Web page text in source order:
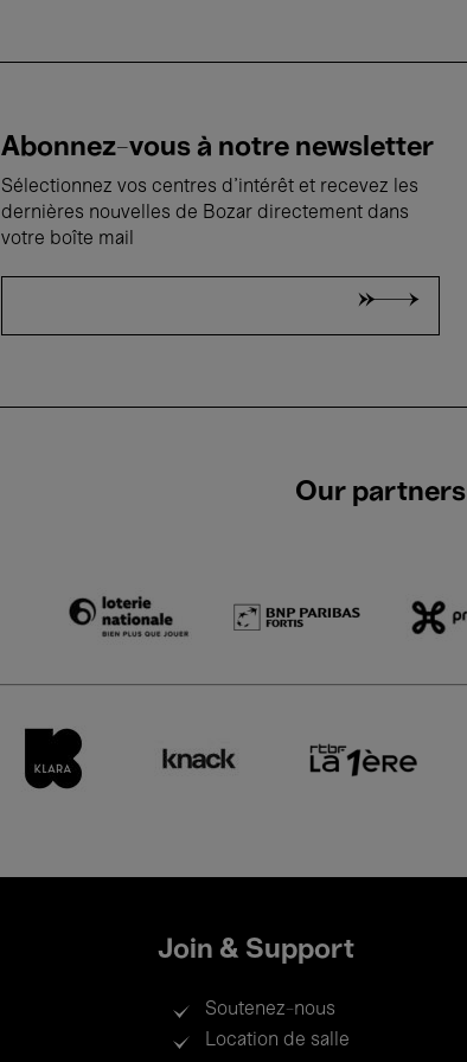
Abonnez-vous à notre newsletter
Sélectionnez vos centres d'intérêt et recevez les
dernières nouvelles de Bozar directement dans
votre boîte mail
Our partners
Join & Support
Soutenez-nous
Location de salle